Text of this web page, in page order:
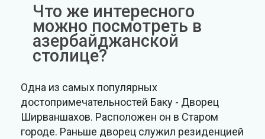
Что же интересного
можно посмотреть в
азербайджанской
столице?
Одна из самых популярных
достопримечательностей Баку - Дворец
Ширваншахов. Расположен он в Старом
городе. Раньше дворец служил резиденцией